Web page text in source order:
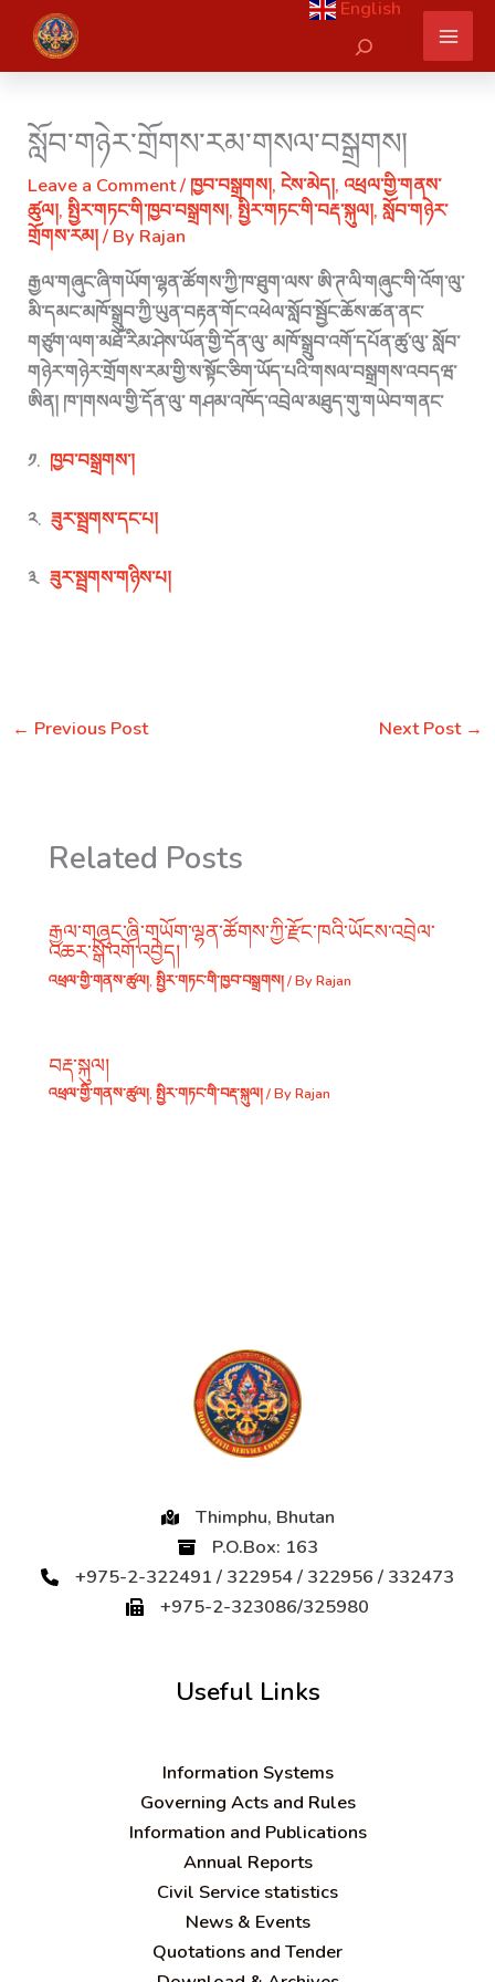
content
English
Search
སློབ་གཉེར་གྲོགས་རམ་གསལ་བསྒྲགས།
Leave a Comment/ ཁྱབ་བསྒྲགས།,ངེས་མེད།, འཕྲལ་གྱི་གནས་
ཚུལ།,སྤྱིར་གཏང་གི་ཁྱབ་བསྒྲགས།,སྤྱིར་གཏང་གི་བརྡ་སྐུལ།,སློབ་གཉེར་
གྲོགས་རམ།/ By Rajan
རྒྱལ་གཞུང་ཞི་གཡོག་ལྷན་ཚོགས་ཀྱི་ཁ་ཐུག་ལས་ ཨི་ཊ་ལི་གཞུང་གི་འོག་ལུ་
མི་དམང་མཁོ་སྒྲུབ་ཀྱི་ཡུན་བརྟན་གོང་འཕེལ་སློབ་སྦྱོང་ཆོས་ཚན་ནང་
གཙུག་ལག་མཐོ་རིམ་ཤེས་ཡོན་གྱི་དོན་ལུ་ མཁོ་སྒྲུབ་འགོ་དཔོན་ཚུ་ལུ་ སློབ་
གཉེར་གཉེར་གྲོགས་རམ་གྱི་ས་སྟོང་ཅིག་ཡོད་པའི་གསལ་བསྒྲགས་འབདཝ་
ཨིན། ཁ་།གསལ་གྱི་དོན་ལུ་ གཤམ་འཁོད་འབྲེལ་མཐུད་གུ་གཡེབ་གནང་
༡. ཁྱབ་བསྒྲགས་།
༢.ཟུར་སྦྲགས་དང་པ།
༣.ཟུར་སྦྲགས་གཉིས་པ།
← Previous Post Next Post →
Related Posts
རྒྱལ་གཞུང་ཞི་གཡོག་ལྷན་ཚོགས་ཀྱི་རྫོང་ཁའི་ཡོངས་འབྲེལ་
འཆར་སྒོ་འགོ་འབྱེད།
འཕྲལ་གྱི་གནས་ཚུལ།, སྤྱིར་གཏང་གི་ཁྱབ་བསྒྲགས།/ ByRajan
བརྡ་སྐུལ།
འཕྲལ་གྱི་གནས་ཚུལ།, སྤྱིར་གཏང་གི་བརྡ་སྐུལ།/ ByRajan
Thimphu, Bhutan
P.O.Box: 163
+975-2-322491 / 322954 / 322956 / 332473
+975-2-323086/325980
Useful Links
Information Systems
Governing Acts and Rules
Information and Publications
Annual Reports
Civil Service statistics
News & Events
Quotations and Tender